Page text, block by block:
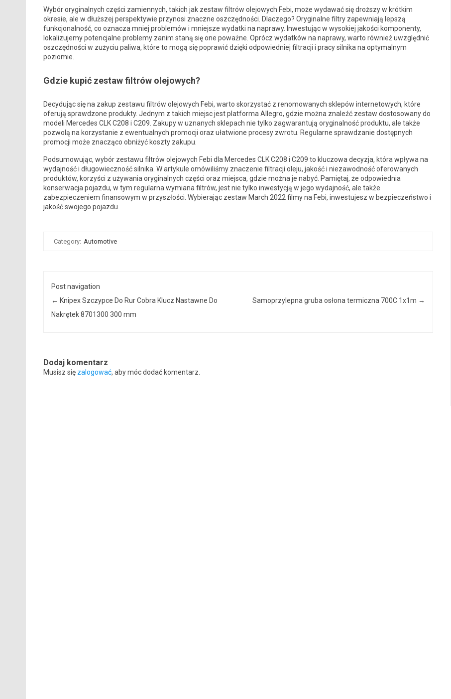
Wybór oryginalnych części zamiennych, takich jak zestaw filtrów olejowych Febi, może wydawać się droższy w krótkim
okresie, ale w dłuższej perspektywie przynosi znaczne oszczędności. Dlaczego? Oryginalne filtry zapewniają lepszą
funkcjonalność, co oznacza mniej problemów i mniejsze wydatki na naprawy. Inwestując w wysokiej jakości komponenty,
lokalizujemy potencjalne problemy zanim staną się one poważne. Oprócz wydatków na naprawy, warto również uwzględnić
oszczędności w zużyciu paliwa, które to mogą się poprawić dzięki odpowiedniej filtracji i pracy silnika na optymalnym
poziomie.
Gdzie kupić zestaw filtrów olejowych?
Decydując się na zakup zestawu filtrów olejowych Febi, warto skorzystać z renomowanych sklepów internetowych, które
oferują sprawdzone produkty. Jednym z takich miejsc jest platforma Allegro, gdzie można znaleźć zestaw dostosowany do
modeli Mercedes CLK C208 i C209. Zakupy w uznanych sklepach nie tylko zagwarantują oryginalność produktu, ale także
pozwolą na korzystanie z ewentualnych promocji oraz ułatwione procesy zwrotu. Regularne sprawdzanie dostępnych
promocji może znacząco obniżyć koszty zakupu.
Podsumowując, wybór zestawu filtrów olejowych Febi dla Mercedes CLK C208 i C209 to kluczowa decyzja, która wpływa na
wydajność i długowieczność silnika. W artykule omówiliśmy znaczenie filtracji oleju, jakość i niezawodność oferowanych
produktów, korzyści z używania oryginalnych części oraz miejsca, gdzie można je nabyć. Pamiętaj, że odpowiednia
konserwacja pojazdu, w tym regularna wymiana filtrów, jest nie tylko inwestycją w jego wydajność, ale także
zabezpieczeniem finansowym w przyszłości. Wybierając zestaw March 2022 filmy na Febi, inwestujesz w bezpieczeństwo i
jakość swojego pojazdu.
Category: Automotive
Post navigation
← Knipex Szczypce Do Rur Cobra Klucz Nastawne Do
Nakrętek 8701300 300 mm
Samoprzylepna gruba osłona termiczna 700C 1x1m →
Dodaj komentarz
Musisz się zalogować, aby móc dodać komentarz.